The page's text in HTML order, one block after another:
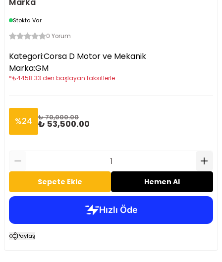
Stokta Var
0 Yorum
Kategori:Corsa D Motor ve Mekanik
Marka:GM
*₺4458.33 den başlayan taksitlerle
%24 ₺ 70,000.00
₺ 53,500.00
Sepete Ekle Hemen Al
Paylaş